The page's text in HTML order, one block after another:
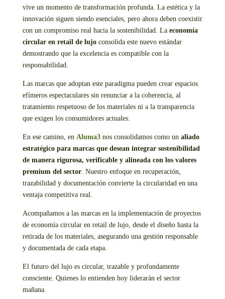
vive un momento de transformación profunda. La estética y la
innovación siguen siendo esenciales, pero ahora deben coexistir
con un compromiso real hacia la sostenibilidad. La economía
circular en retail de lujoconsolida este nuevo estándar
demostrando que la excelencia es compatible con la
responsabilidad.
Las marcas que adoptan este paradigma pueden crear espacios
efímeros espectaculares sin renunciar a la coherencia, al
tratamiento respetuoso de los materiales ni a la transparencia
que exigen los consumidores actuales.
En ese camino, en Aluma3nos consolidamos como un aliado
estratégico para marcas que desean integrar sostenibilidad
de manera rigurosa, verificable y alineada con los valores
premium del sector. Nuestro enfoque en recuperación,
trazabilidad y documentación convierte la circularidad en una
ventaja competitiva real.
Acompañamos a las marcas en la implementación de proyectos
de economía circular en retail de lujo, desde el diseño hasta la
retirada de los materiales, asegurando una gestión responsable
y documentada de cada etapa.
El futuro del lujo es circular, trazable y profundamente
consciente. Quienes lo entienden hoy liderarán el sector
mañana.